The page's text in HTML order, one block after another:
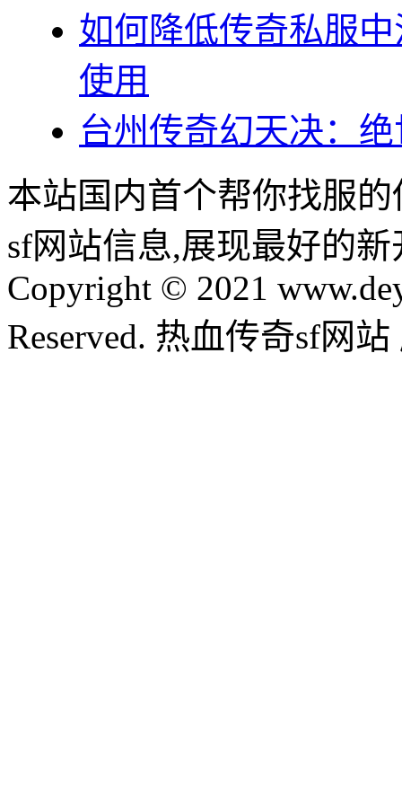
如何降低传奇私服
使用
台州传奇幻天决：
本站国内首个帮你找服
sf网站信息,展现最好的
Copyright © 2021
Reserved. 热血传奇sf网